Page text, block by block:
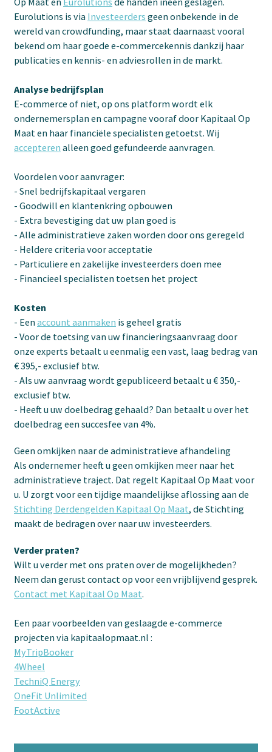
Eurolutions is via Investeerders geen onbekende in de
wereld van crowdfunding, maar staat daarnaast vooral
bekend om haar goede e-commercekennis dankzij haar
publicaties en kennis- en adviesrollen in de markt.
Analyse bedrijfsplan
E-commerce of niet, op ons platform wordt elk
ondernemersplan en campagne vooraf door Kapitaal Op
Maat en haar financiële specialisten getoetst. Wij
accepteren alleen goed gefundeerde aanvragen.
Voordelen voor aanvrager:
- Snel bedrijfskapitaal vergaren
- Goodwill en klantenkring opbouwen
- Extra bevestiging dat uw plan goed is
- Alle administratieve zaken worden door ons geregeld
- Heldere criteria voor acceptatie
- Particuliere en zakelijke investeerders doen mee
- Financieel specialisten toetsen het project
Kosten
- Eenaccount aanmaken is geheel gratis
- Voor de toetsing van uw financieringsaanvraag door
onze experts betaalt u eenmalig een vast, laag bedrag van
€ 395,- exclusief btw.
- Als uw aanvraag wordt gepubliceerd betaalt u € 350,-
exclusief btw.
- Heeft u uw doelbedrag gehaald? Dan betaalt u over het
doelbedrag een succesfee van 4%.
Geen omkijken naar de administratieve afhandeling
Als ondernemer heeft u geen omkijken meer naar het
administratieve traject. Dat regelt Kapitaal Op Maat voor
u. U zorgt voor een tijdige maandelijkse aflossing aan de
Stichting Derdengelden Kapitaal Op Maat, de Stichting
maakt de bedragen over naar uw investeerders.
Verder praten?
Wilt u verder met ons praten over de mogelijkheden?
Neem dan gerust contact op voor een vrijblijvend gesprek.
Contact met Kapitaal Op Maat.
Een paar voorbeelden van geslaagde e-commerce
projecten via kapitaalopmaat.nl :
MyTripBooker
4Wheel
TechniQ Energy
OneFit Unlimited
FootActive